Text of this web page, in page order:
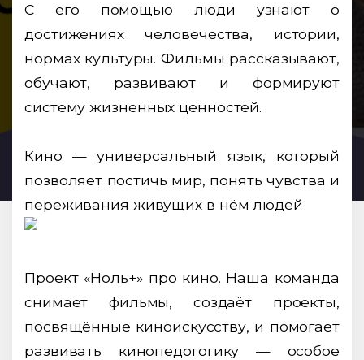
С его помощью люди узнают о
достижениях человечества, истории,
нормах культуры. Фильмы рассказывают,
обучают, развивают и формируют
систему жизненных ценностей.
Кино — универсальный язык, который
позволяет постичь мир, понять чувства и
переживания живущих в нём людей
Проект «Ноль+» про кино. Наша команда
снимает фильмы, создаёт проекты,
посвящённые киноискусству, и помогает
развивать кинопедогогику — особое